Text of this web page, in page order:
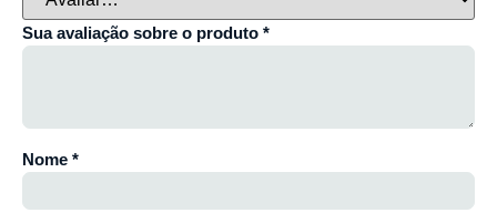
Sua avaliação sobre o produto *
Nome *